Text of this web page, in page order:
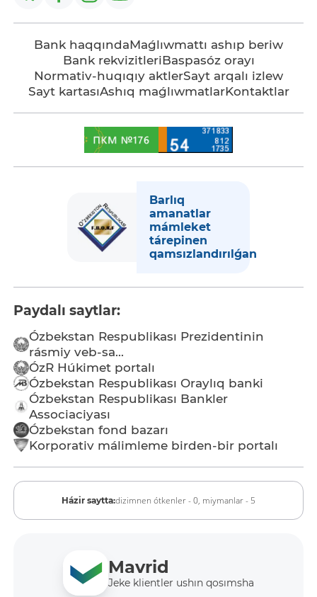
Bank haqqındaMaǵlıwmattı ashıp beriw
Bank rekvizitleriBaspasóz orayı
Normativ-huqıqıy aktlerSayt arqalı izlew
Sayt kartasıAshıq maǵlıwmatlarKontaktlar
Barlıq
amanatlar
mámleket
tárepinen
qamsızlandırılǵan
Paydalı saytlar:
Ózbekstan Respublikası Prezidentinin
rásmiy veb-sa...
ÓzR Húkimet portalı
Ózbekstan Respublikası Oraylıq banki
Ózbekstan Respublikası Bankler
Associaciyası
Ózbekstan fond bazarı
Korporativ málimleme birden-bir portalı
Házir saytta:dizimnen ótkenler - 0, miymanlar - 5
Mavrid
Jeke klientler ushın qosımsha